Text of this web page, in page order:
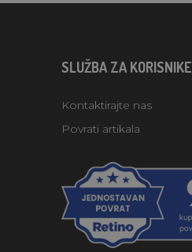
SLUŽBA ZA KORISNIKE
Kontaktirajte nas
Povrati artikala